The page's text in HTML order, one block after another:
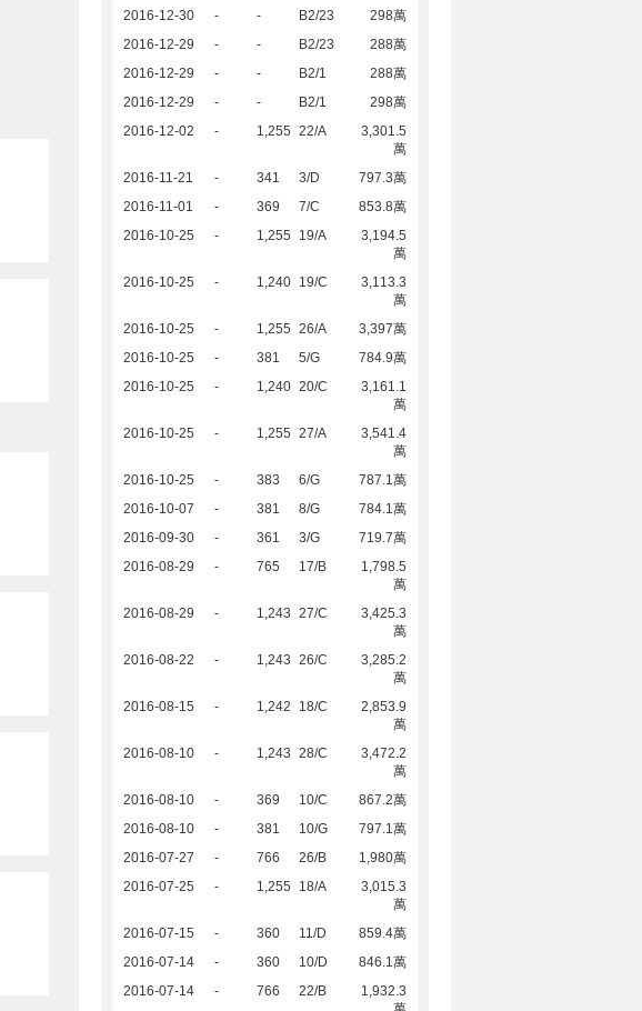
2016-12-30
- - B2/23
298萬
2016-12-29
- - B2/23
288萬
2016-12-29
- - B2/1
288萬
2016-12-29
- - B2/1
298萬
2016-12-02
- 1,255 22/A
3,301.5
萬
2016-11-21
- 341 3/D
797.3萬
2016-11-01
- 369 7/C
853.8萬
2016-10-25
- 1,255 19/A
3,194.5
萬
2016-10-25
- 1,240 19/C
3,113.3
萬
2016-10-25
- 1,255 26/A
3,397萬
2016-10-25
- 381 5/G
784.9萬
2016-10-25
- 1,240 20/C
3,161.1
萬
2016-10-25
- 1,255 27/A
3,541.4
萬
2016-10-25
- 383 6/G
787.1萬
2016-10-07
- 381 8/G
784.1萬
2016-09-30
- 361 3/G
719.7萬
2016-08-29
- 765 17/B
1,798.5
萬
2016-08-29
- 1,243 27/C
3,425.3
萬
2016-08-22
- 1,243 26/C
3,285.2
萬
2016-08-15
- 1,242 18/C
2,853.9
萬
2016-08-10
- 1,243 28/C
3,472.2
萬
2016-08-10
- 369 10/C
867.2萬
2016-08-10
- 381 10/G
797.1萬
2016-07-27
- 766 26/B
1,980萬
2016-07-25
- 1,255 18/A
3,015.3
萬
2016-07-15
- 360 11/D
859.4萬
2016-07-14
- 360 10/D
846.1萬
2016-07-14
- 766 22/B
1,932.3